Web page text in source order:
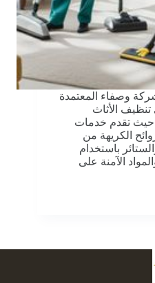
وصفاء المعتمدة
الأثاث
حيث تقدم خدمات
الكريهة من
باستخدام
الآمنة على